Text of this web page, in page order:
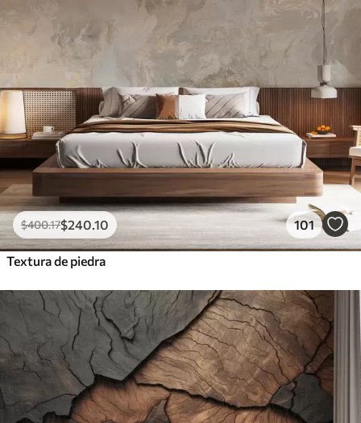
$400.17$240 .10 101
Textura de piedra